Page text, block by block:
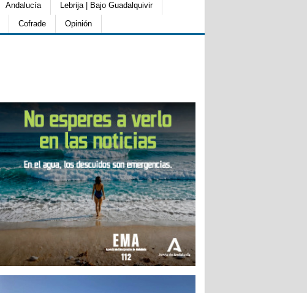
Andalucía
Lebrija | Bajo Guadalquivir
Cofrade Opinión